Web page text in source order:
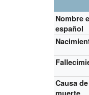
Nombre
español
Causa de